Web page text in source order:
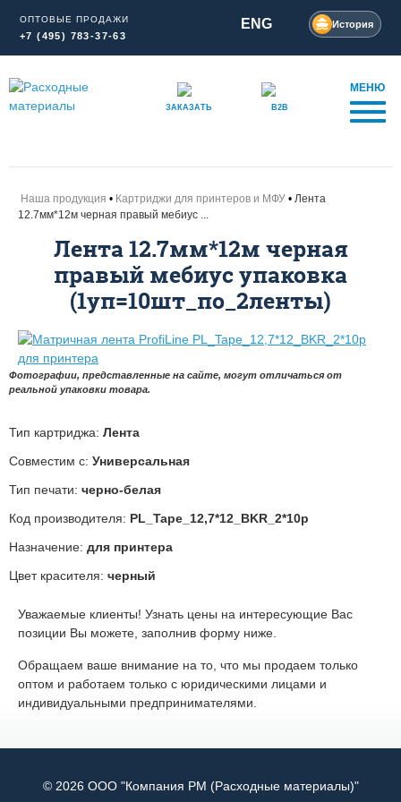
ОПТОВЫЕ ПРОДАЖИ
+7 (495) 783-37-63
ENG История
ЗАКАЗАТЬ B2B
МЕНЮ
Наша продукция Картриджи для принтеров и МФУ
Лента
12.7мм*12м черная правый мебиус ...
Лента 12.7мм*12м черная
правый мебиус упаковка
(1уп=10шт_по_2ленты)
Фотографии, представленные на сайте, могут отличаться от
реальной упаковки товара.
Тип картриджа: Лента
Совместим с: Универсальная
Тип печати: черно-белая
Код производителя: PL_Tape_12,7*12_BKR_2*10p
Назначение: для принтера
Цвет красителя: черный
Уважаемые клиенты! Узнать цены на интересующие Вас
позиции Вы можете, заполнив форму ниже.
Обращаем ваше внимание на то, что мы продаем только
оптом и работаем только с юридическими лицами и
индивидуальными предпринимателями.
© 2026 ООО "Компания РМ (Расходные материалы)"